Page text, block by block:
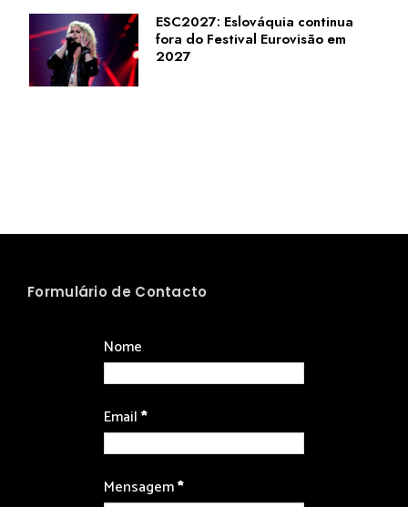
ESC2027: Eslováquia continua
fora do Festival Eurovisão em
2027
Formulário de Contacto
Nome
Email*
Mensagem*